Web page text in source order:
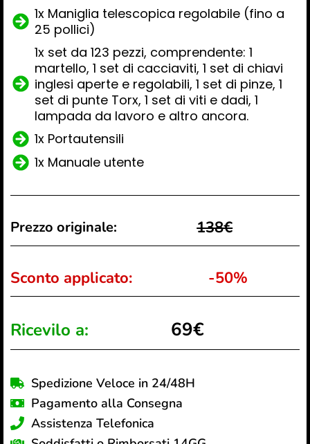
1x Maniglia telescopica regolabile (fino a
25 pollici)
1x set da 123 pezzi, comprendente: 1
martello, 1 set di cacciaviti, 1 set di chiavi
inglesi aperte e regolabili, 1 set di pinze, 1
set di punte Torx, 1 set di viti e dadi, 1
lampada da lavoro e altro ancora.
1x Portautensili
1x Manuale utente
Prezzo originale: 138€
Sconto applicato: -50%
Ricevilo a: 69€
Spedizione Veloce in 24/48H
Pagamento alla Consegna
Assistenza Telefonica